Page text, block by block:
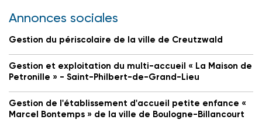
Annonces sociales
Gestion du périscolaire de la ville de Creutzwald
Gestion et exploitation du multi-accueil « La Maison de
Petronille » - Saint-Philbert-de-Grand-Lieu
Gestion de l'établissement d'accueil petite enfance «
Marcel Bontemps » de la ville de Boulogne-Billancourt